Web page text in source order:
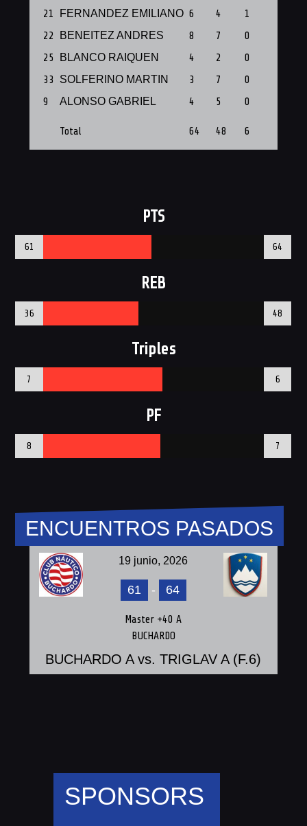
21 FERNANDEZ EMILIANO 6 4 1
22
BENEITEZ ANDRES 8 7 0
25
BLANCO RAIQUEN 4 2 0
33
SOLFERINO MARTIN 3 7 0
9
ALONSO GABRIEL 4 5 0
Total 64 48 6
PTS
61 64
REB
36 48
Triples
7 6
PF
8 7
ENCUENTROS PASADOS
19 junio, 2026
61 - 64
Master +40 A
BUCHARDO
BUCHARDO A vs. TRIGLAV A (F.6)
SPONSORS